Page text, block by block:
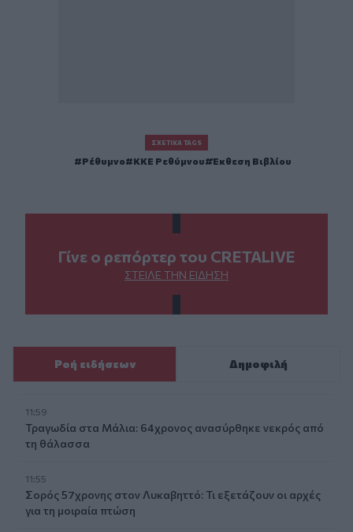
ΣΧΕΤΙΚΆ TAGS
Ρέθυμνο ΚΚΕ Ρεθύμνου Έκθεση Βιβλίου
Γίνε ο ρεπόρτερ του CRETALIVE
ΣΤΕΊΛΕ ΤΗΝ ΕΊΔΗΣΗ
Ροή ειδήσεων Δημοφιλή
11:59
Τραγωδία στα Μάλια: 64χρονος ανασύρθηκε νεκρός από
τη θάλασσα
11:55
Σορός 57χρονης στον Λυκαβηττό: Τι εξετάζουν οι αρχές
για τη μοιραία πτώση